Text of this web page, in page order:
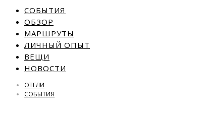
СОБЫТИЯ
ОБЗОР
МАРШРУТЫ
ЛИЧНЫЙ ОПЫТ
ВЕЩИ
НОВОСТИ
ОТЕЛИ
СОБЫТИЯ